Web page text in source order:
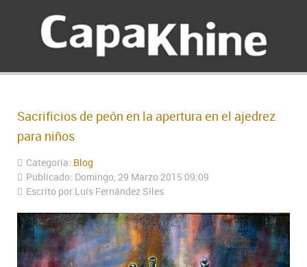
Sacrificios de peón en la apertura en el ajedrez
para niños
Categoría: Blog
Publicado: Domingo, 29 Marzo 2015 09:09
Escrito por Luís Fernández Siles